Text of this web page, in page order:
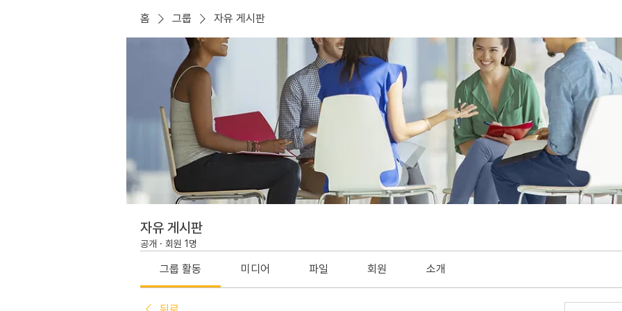
홈 그룹 자유 게시판
자유 게시판
공개 · 회원 1명
그룹 활동 미디어 파일 회원 소개